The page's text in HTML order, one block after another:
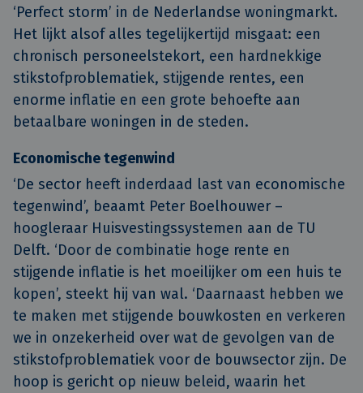
‘Perfect storm’ in de Nederlandse woningmarkt.
Het lijkt alsof alles tegelijkertijd misgaat: een
chronisch personeelstekort, een hardnekkige
stikstofproblematiek, stijgende rentes, een
enorme inflatie en een grote behoefte aan
betaalbare woningen in de steden.
Economische tegenwind
‘De sector heeft inderdaad last van economische
tegenwind’, beaamt Peter Boelhouwer –
hoogleraar Huisvestingssystemen aan de TU
Delft. ‘Door de combinatie hoge rente en
stijgende inflatie is het moeilijker om een huis te
kopen’, steekt hij van wal. ‘Daarnaast hebben we
te maken met stijgende bouwkosten en verkeren
we in onzekerheid over wat de gevolgen van de
stikstofproblematiek voor de bouwsector zijn. De
hoop is gericht op nieuw beleid, waarin het